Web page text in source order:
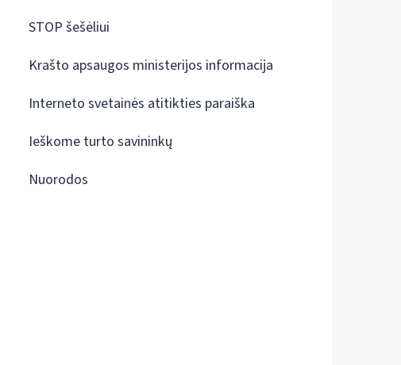
STOP šešėliui
Krašto apsaugos ministerijos informacija
Interneto svetainės atitikties paraiška
Ieškome turto savininkų
Nuorodos